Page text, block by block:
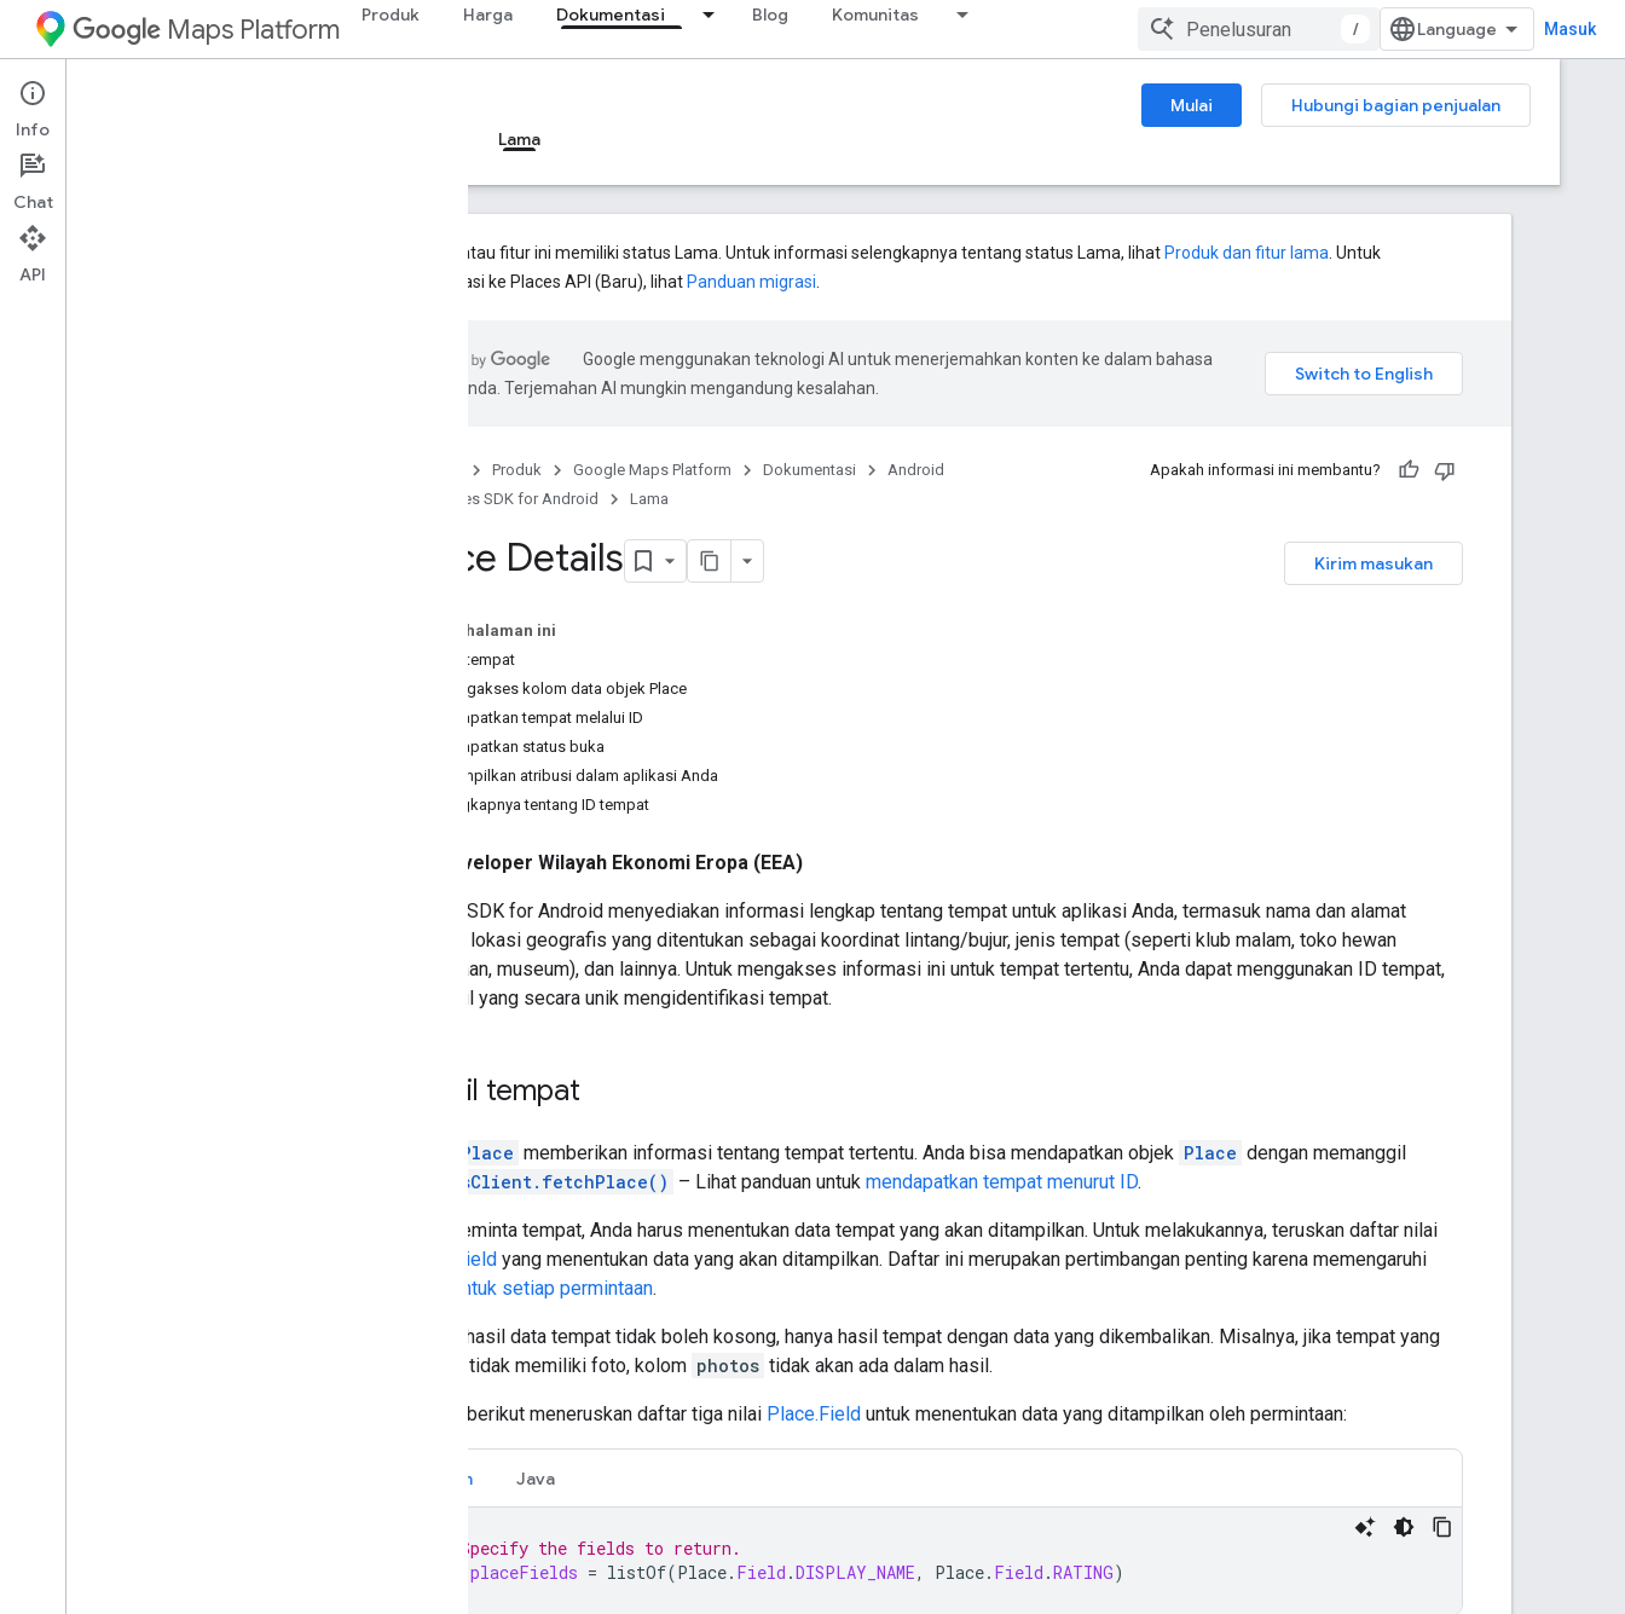
Maps Platform Produk Harga Dokumentasi Blog Komunitas
/ Masuk
Android Mulai
Hubungi bagian penjualan
Panduan
Lama
Produk atau fitur ini memiliki status Lama. Untuk informasi selengkapnya tentang status Lama, lihat Produk dan fitur lama . Untuk
bermigrasi ke Places API (Baru), lihat Panduan migrasi
Google menggunakan teknologi AI untuk menerjemahkan konten ke dalam bahasa
pilihan Anda. Terjemahan AI mungkin mengandung kesalahan.
Produk Google Maps Platform Dokumentasi
Android
Places SDK for Android
Lama
Apakah informasi ini membantu?
Kirim masukan
Place Details
Pada halaman ini
Detail tempat
Mengakses kolom data objek Place
Mendapatkan tempat melalui ID
Mendapatkan status buka
Menampilkan atribusi dalam aplikasi Anda
Selengkapnya tentang ID tempat
Developer Wilayah Ekonomi Eropa (EEA)
Places SDK for Android menyediakan informasi lengkap tentang tempat untuk aplikasi Anda, termasuk nama dan alamat
tempat, lokasi geografis yang ditentukan sebagai koordinat lintang/bujur, jenis tempat (seperti klub malam, toko hewan
peliharaan, museum), dan lainnya. Untuk mengakses informasi ini untuk tempat tertentu, Anda dapat menggunakan ID tempat,
ID stabil yang secara unik mengidentifikasi tempat.
Detail tempat
Place memberikan informasi tentang tempat tertentu. Anda bisa mendapatkan objek Place dengan memanggil
PlacesClient.fetchPlace() – Lihat panduan untuk mendapatkan tempat menurut ID.
Saat meminta tempat, Anda harus menentukan data tempat yang akan ditampilkan. Untuk melakukannya, teruskan daftar nilai
Place.Field yang menentukan data yang akan ditampilkan. Daftar ini merupakan pertimbangan penting karena memengaruhi
biaya untuk setiap permintaan.
Karena hasil data tempat tidak boleh kosong, hanya hasil tempat dengan data yang dikembalikan. Misalnya, jika tempat yang
diminta tidak memiliki foto, kolom photos tidak akan ada dalam hasil.
Contoh berikut meneruskan daftar tiga nilai Place.Field untuk menentukan data yang ditampilkan oleh permintaan:
Kotlin Java
// Specify the fields to return.
placeFields = listOf(Place. Field .DISPLAY_NAME, Place. Field .RATING)
Info
Chat
API